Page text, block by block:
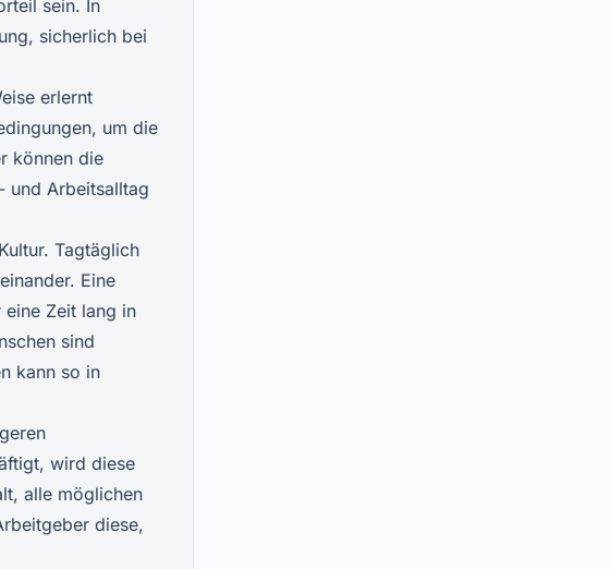
sein. In
sicherlich bei
erlernt
um die
können die
und Arbeitsalltag
Tagtäglich
Eine
Zeit lang in
sind
kann so in
wird diese
alle möglichen
diese,